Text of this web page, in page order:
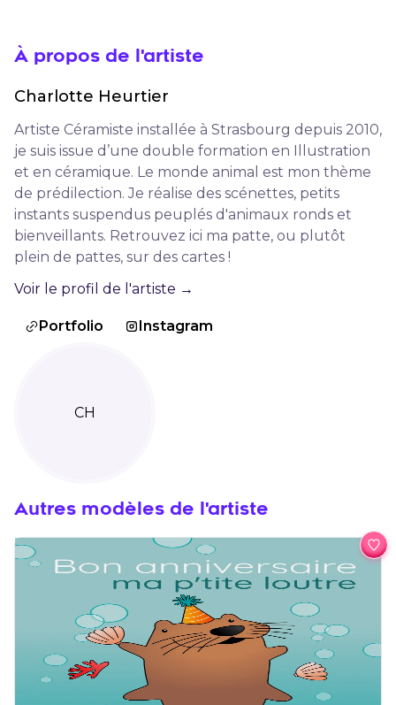
À propos de l'artiste
Charlotte Heurtier
Artiste Céramiste installée à Strasbourg depuis 2010,
je suis issue d’une double formation en Illustration
et en céramique. Le monde animal est mon thème
de prédilection. Je réalise des scénettes, petits
instants suspendus peuplés d'animaux ronds et
bienveillants. Retrouvez ici ma patte, ou plutôt
plein de pattes, sur des cartes !
Voir le profil de l'artiste →
Portfolio Instagram
CH
Autres modèles de l'artiste